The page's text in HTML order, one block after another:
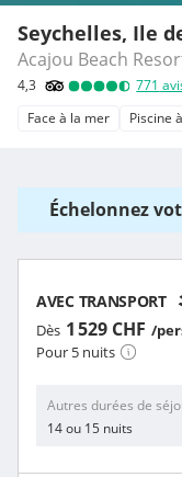
Seychelles, Ile
Acajou Beach
4,3 771
Face à la mer
Piscine
Échelonnez
AVEC TRANSPORT
Dès 1 529 CHF /
Pour 5 nuits
Autres durées de
14 ou 15 nuits